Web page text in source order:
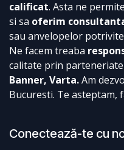
calificat. Asta ne
si sa oferim
sau anvelopelor
Ne facem treaba
calitate prin
Banner, Varta.Am
Bucuresti. Te asteptam,
Conectează-te cu